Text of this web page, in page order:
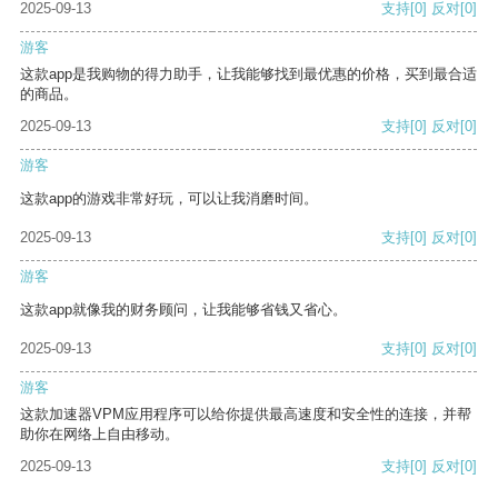
2025-09-13
支持[0] 反对[0]
游客
这款app是我购物的得力助手，让我能够找到最优惠的价格，买到最合适
的商品。
2025-09-13
支持[0] 反对[0]
游客
这款app的游戏非常好玩，可以让我消磨时间。
2025-09-13 支持[0] 反对[0]
游客
这款app就像我的财务顾问，让我能够省钱又省心。
2025-09-13 支持[0] 反对[0]
游客
这款加速器VPM应用程序可以给你提供最高速度和安全性的连接，并帮
助你在网络上自由移动。
2025-09-13
支持[0] 反对[0]